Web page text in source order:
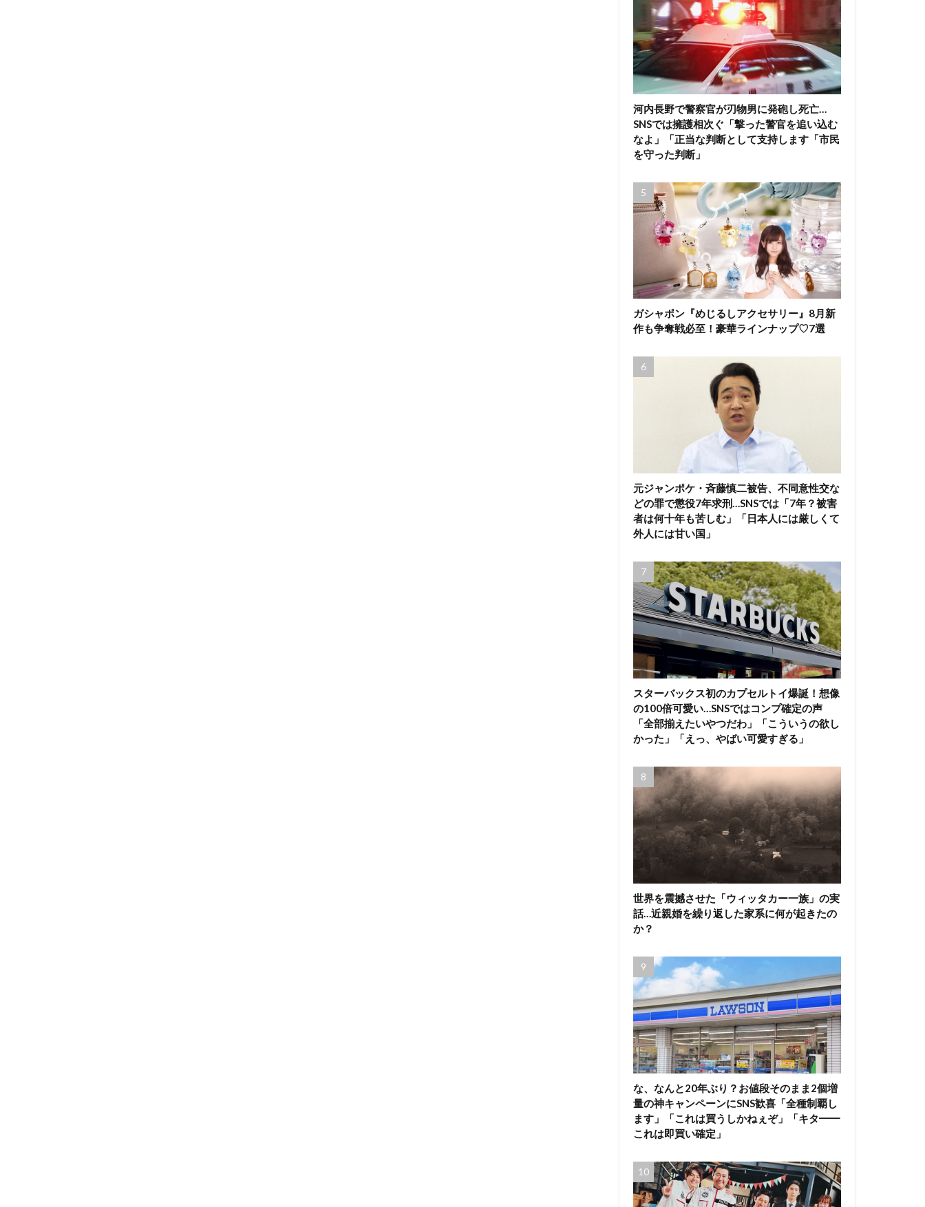
河内長野で警察官が刃物男に発砲し死亡…
SNSでは擁護相次ぐ「撃った警官を追い込む
なよ」「正当な判断として支持します「市民
を守った判断」
ガシャポン『めじるしアクセサリー』8月新
作も争奪戦必至！豪華ラインナップ♡7選
元ジャンポケ・斉藤慎二被告、不同意性交な
どの罪で懲役7年求刑…SNSでは「7年？被害
者は何十年も苦しむ」「日本人には厳しくて
外人には甘い国」
スターバックス初のカプセルトイ爆誕！想像
の100倍可愛い…SNSではコンプ確定の声
「全部揃えたいやつだわ」「こういうの欲し
かった」「えっ、やばい可愛すぎる」
世界を震撼させた「ウィッタカー一族」の実
話…近親婚を繰り返した家系に何が起きたの
か？
な、なんと20年ぶり？お値段そのまま2個増
量の神キャンペーンにSNS歓喜「全種制覇し
ます」「これは買うしかねぇぞ」「キタ━━
これは即買い確定」